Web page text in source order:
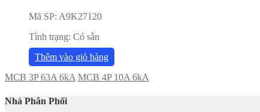
Mã SP: A9K27120
Tình trạng: Có sẵn
Thêm vào giỏ hàng
MCB 3P 63A 6kA MCB 4P 10A 6kA
Nhà Phân Phối